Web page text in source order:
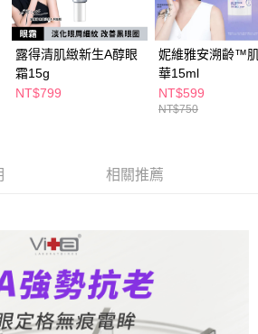
先享後付 」之結帳頁面顯示為準，若有關於
消欲退款等相關疑問，請聯繫「AFTEE先享後付
support/home
公司提供之「AFTEE先享後付」服務完成之交
內提供個人資料，並將交易相關給付款項請求債
徵得法定代理人或監護人之同意方可使用
；若仍有額度不足之情形，本公司將視審查結果
或使用他人資訊註冊。若發現惡意使用之情形，
權停止該用戶之使用額度並採取法律行動。
含以上)免運費
含以上)免運費
庫統一出貨)
露得清肌緻新生A醇眼
霜15g
NT$799
妮維雅安溯齡™
華15ml
NT$599
NT$750
相關推薦